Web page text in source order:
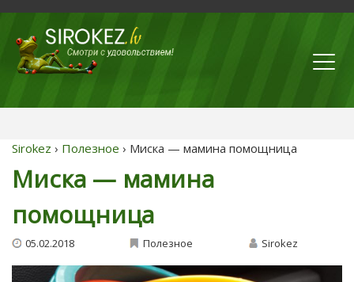
Sirokez › Полезное › Миска — мамина помощница
Миска — мамина
помощница
05.02.2018 Полезное Sirokez